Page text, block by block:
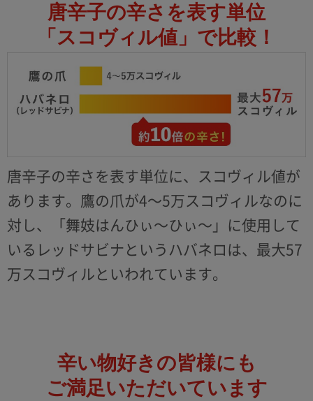
唐辛子の辛さを表す単位
「スコヴィル値」で比較！
唐辛子の辛さを表す単位に、スコヴィル値が
あります。鷹の爪が4～5万スコヴィルなのに
対し、「舞妓はんひぃ～ひぃ～」に使用して
いるレッドサビナというハバネロは、最大57
万スコヴィルといわれています。
辛い物好きの皆様にも
ご満足いただいています